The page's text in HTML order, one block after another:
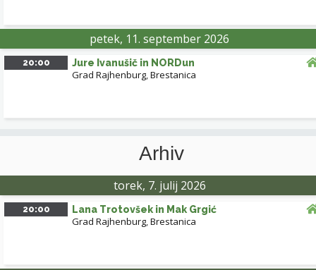
petek, 11. september 2026
20:00 Jure Ivanušič in NORDun
Grad Rajhenburg,Brestanica
Arhiv
torek, 7. julij 2026
20:00 Lana Trotovšek in Mak Grgić
Grad Rajhenburg,Brestanica